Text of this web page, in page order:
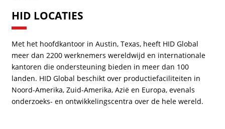
HID LOCATIES
Met het hoofdkantoor in Austin, Texas, heeft HID Global
meer dan 2200 werknemers wereldwijd en internationale
kantoren die ondersteuning bieden in meer dan 100
landen. HID Global beschikt over productiefaciliteiten in
Noord-Amerika, Zuid-Amerika, Azië en Europa, evenals
onderzoeks- en ontwikkelingscentra over de hele wereld.